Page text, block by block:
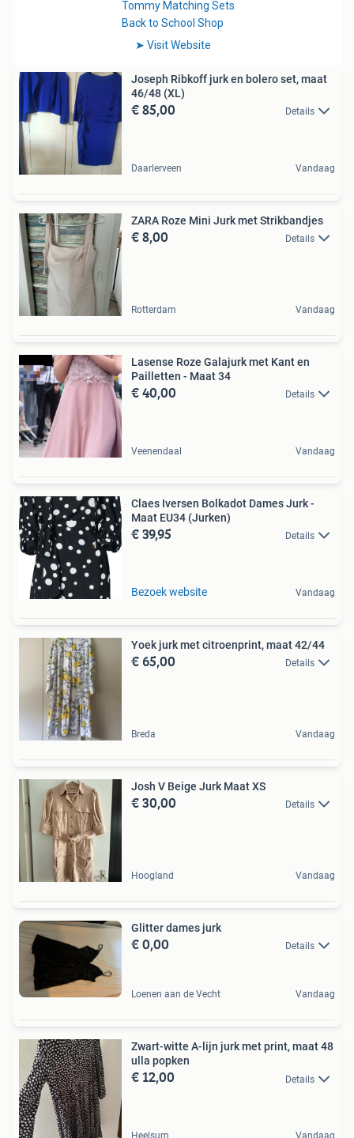
Joseph Ribkoff jurk en bolero set, maat
46/48 (XL)
€ 85,00 Details
Daarlerveen Vandaag
ZARA Roze Mini Jurk met Strikbandjes
€ 8,00 Details
Rotterdam Vandaag
Lasense Roze Galajurk met Kant en
Pailletten - Maat 34
€ 40,00 Details
Veenendaal Vandaag
Claes Iversen Bolkadot Dames Jurk -
Maat EU34 (Jurken)
€ 39,95 Details
Bezoek website Vandaag
Yoek jurk met citroenprint, maat 42/44
€ 65,00 Details
Breda Vandaag
Josh V Beige Jurk Maat XS
€ 30,00 Details
Hoogland Vandaag
Glitter dames jurk
€ 0,00 Details
Loenen aan de Vecht Vandaag
Zwart-witte A-lijn jurk met print, maat 48
ulla popken
€ 12,00 Details